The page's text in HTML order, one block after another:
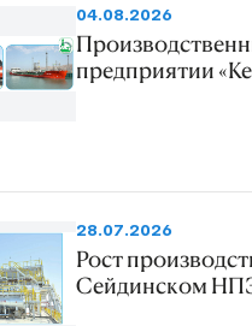
04.08.2026
предприятии
28.07.2026
Рост
Сейдинском